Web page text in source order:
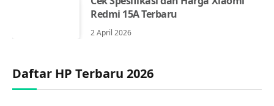
Redmi 15A Terbaru
2 April 2026
Daftar HP Terbaru 2026